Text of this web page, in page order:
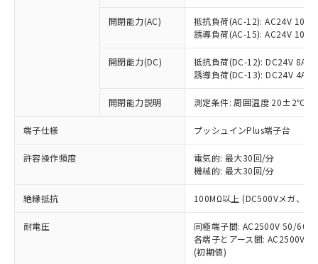
開閉能力(AC)
抵抗負荷(AC-12): AC24V 10A/
誘導負荷(AC-15): AC24V
開閉能力(DC)
抵抗負荷(DC-12): DC24V 8A/
誘導負荷(DC-13): DC24V 4A/
開閉能力説明 測定条件: 周囲温度 20±2℃、
端子仕様 プッシュインPlus端子台
許容操作頻度
電気的: 最大30回/分
機械的: 最大30回/分
絶縁抵抗 100MΩ以上 (DC500Vメガ、点
耐電圧
同極端子間: AC2500V 50/
各端子とアース間: AC2500V
(初期値)
ご利用条件
ご利用ください。
本サービスは、当社制御機器事業取扱
商品の当社在庫状況および標準価格
(税抜)を提供させていただくもので
当社制御機器事業取扱商品の中には、
本サービスの対象外となる商品もある
ことをご了承ください。
在庫状況および標準価格照会結果は、
対応済み：EU RoHS指令（10物質）の
非含有に対応した製品が提供可能な商品で
対応予定：EU RoHS指令（10物質）の非含
有に対応した製品に切り替える予定のある
対応予定なし：EU RoHS指令（10物質）の
非含有に非対応の商品で、対応品を出す予
定はありません。
調査・確認中：EU RoHS指令（10物質）の
非含有の対応状況を調査中または確認中の
害物質有無と関係のない商品です。
仕入先様の事情により、非含有部品として
いたものが、含有品と判明した場合などや
むを得ず変更することがあります。
※1 中国RoHS○×表
「○」：最大均質材料含有率が中国RoHSの
基準値以下であることを示します。
「×」：最大均質材料含有率が中国RoHSの
基準値を超えていることを示します。
「－」：未確認です。当社販売部門へお問
当社は、これら貴社製品のうち、外国
為替および外国貿易法に定める商品